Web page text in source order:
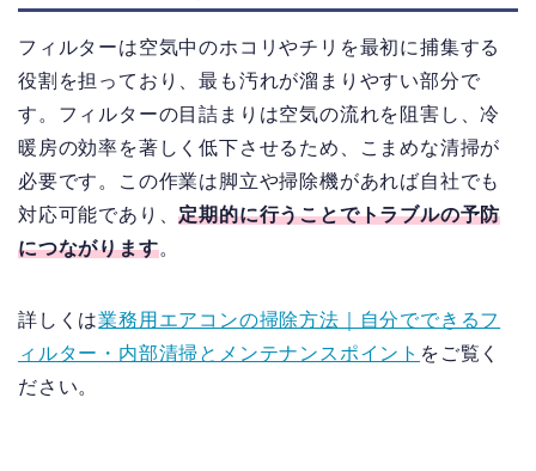
フィルターは空気中のホコリやチリを最初に捕集する
役割を担っており、最も汚れが溜まりやすい部分で
す。フィルターの目詰まりは空気の流れを阻害し、冷
暖房の効率を著しく低下させるため、こまめな清掃が
必要です。この作業は脚立や掃除機があれば自社でも
対応可能であり、定期的に行うことでトラブルの予防
につながります。
詳しくは業務用エアコンの掃除方法｜自分でできるフ
ィルター・内部清掃とメンテナンスポイント をご覧く
ださい。